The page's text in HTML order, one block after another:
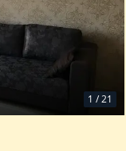
1 /21